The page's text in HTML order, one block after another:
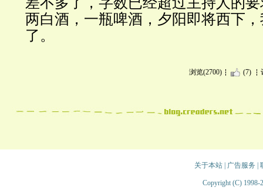
两白酒，一瓶啤酒，夕阳即将西下
了。
浏览(2700) (7)
关于本站| 广告服务
Copyright (C) 1998-